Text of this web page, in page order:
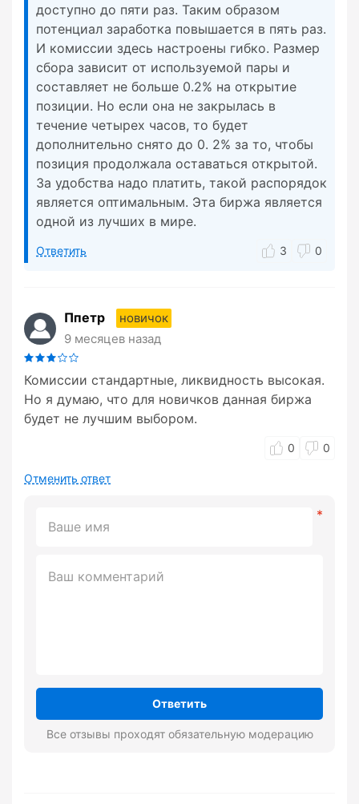
доступно до пяти раз. Таким образом
потенциал заработка повышается в пять раз.
И комиссии здесь настроены гибко. Размер
сбора зависит от используемой пары и
составляет не больше 0.2% на открытие
позиции. Но если она не закрылась в
течение четырех часов, то будет
дополнительно снято до 0. 2% за то, чтобы
позиция продолжала оставаться открытой.
За удобства надо платить, такой распорядок
является оптимальным. Эта биржа является
одной из лучших в мире.
Ответить 3 0
Ппетр
новичок
9 месяцев назад
Комиссии стандартные, ликвидность высокая.
Но я думаю, что для новичков данная биржа
будет не лучшим выбором.
Отменить ответ
Ответить
Все отзывы проходят обязательную модерацию
0 0